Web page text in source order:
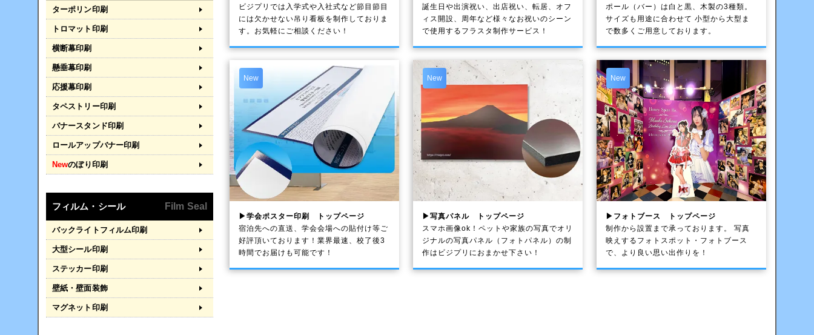
ビジプリでは入学式や入社式など節目節目
には欠かせない吊り看板を制作しておりま
す。お気軽にご相談ください！
誕生日や出演祝い、出店祝い、転居、オフ
ィス開設、周年など様々なお祝いのシーン
で使用するフラスタ制作サービス！
ポール（バー）は白と黒、木製の3種類。
サイズも用途に合わせて 小型から大型ま
で数多くご用意しております。
New
▶学会ポスター印刷 トップページ
宿泊先への直送、学会会場への貼付け等ご
好評頂いております！業界最速、校了後3
時間でお届けも可能です！
New
▶写真パネル トップページ
スマホ画像ok！ペットや家族の写真でオリ
ジナルの写真パネル（フォトパネル）の制
作はビジプリにおまかせ下さい！
New
▶フォトブース トップページ
制作から設置まで承っております。 写真
映えするフォトスポット・フォトブース
で、より良い思い出作りを！
ターポリン印刷
トロマット印刷
横断幕印刷
懸垂幕印刷
応援幕印刷
タペストリー印刷
バナースタンド印刷
ロールアップバナー印刷
Newのぼり印刷
フィルム・シール Film Seal
バックライトフィルム印刷
大型シール印刷
ステッカー印刷
壁紙・壁面装飾
マグネット印刷